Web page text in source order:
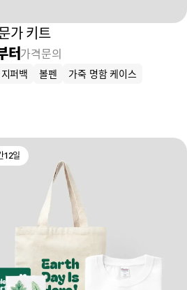
가 키트
터 가격문의
퍼백 볼펜 가죽 명함 케이스
12일